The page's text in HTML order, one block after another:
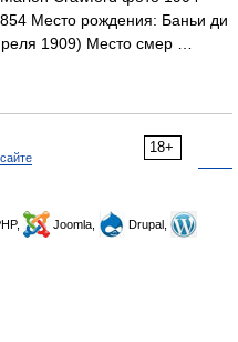
Место рождения: Баньи ди
1909) Место смер …
18+
Joomla,
Drupal,